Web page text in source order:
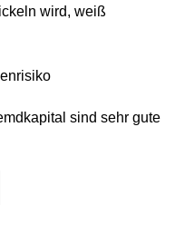
wird, weiß
sind sehr gute